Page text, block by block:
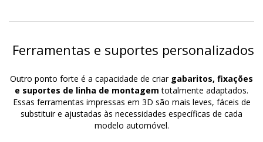
Ferramentas e suportes personalizados
Outro ponto forte é a capacidade de criar gabaritos, fixações
e suportes de linha de montagem totalmente adaptados.
Essas ferramentas impressas em 3D são mais leves, fáceis de
substituir e ajustadas às necessidades específicas de cada
modelo automóvel.